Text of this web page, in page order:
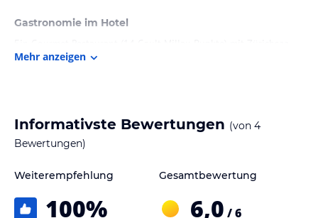
Gastronomie im Hotel
Fischspezialitäten und regionalen Produkten
Sonstige Einrichtungen und Services
Hoteliers-/Veranstalter-/Kataloginformationen. Alle Angaben
Mehr anzeigen
Informativste Bewertungen (von 4
Bewertungen)
Weiterempfehlung
100%
Gesamtbewertung
6,0 / 6